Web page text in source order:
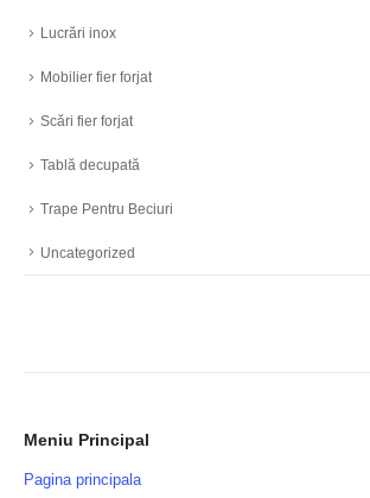
Lucrări inox
Mobilier fier forjat
Scări fier forjat
Tablă decupată
Trape Pentru Beciuri
Uncategorized
Meniu Principal
Pagina principala